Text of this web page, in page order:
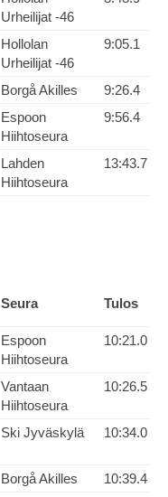
Urheilijat -46
Hollolan
Urheilijat -46
9:05.1
Borgå Akilles
9:26.4
Espoon
Hiihtoseura
9:56.4
Lahden
Hiihtoseura
13:43.7
Seura Tulos
Espoon
Hiihtoseura
10:21.0
Vantaan
Hiihtoseura
10:26.5
Ski Jyväskylä 10:34.0
Borgå Akilles
10:39.4